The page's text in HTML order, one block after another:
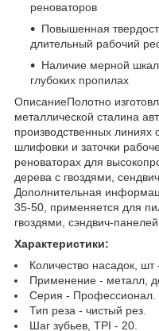
реноваторов
Повышенная
длительный рабочий
Наличие мерной
глубоких пропилах
ОписаниеПолотно
металлической сталина
производственных
шлифовки и заточки
реноваторах для
дерева с гвоздями,
Дополнительная
35-50, применяется для
гвоздями, сэндвич-
Характеристики:
Количество насадок, шт
Применение - металл,
Серия - Профессионал.
Тип реза - чистый рез.
Шаг зубьев, TPI - 20.